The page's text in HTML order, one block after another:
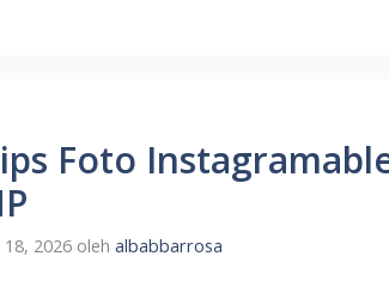
Foto
18, 2026 oleh albabbarrosa